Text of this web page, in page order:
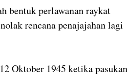
bentuk perlawanan raykat
rencana penajajahan lagi
Oktober 1945 ketika pasukan